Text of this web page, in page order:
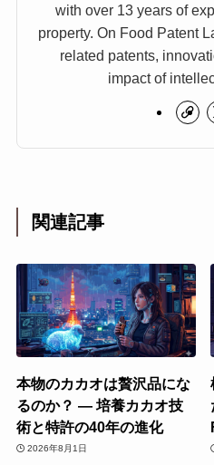
with over 13 years of
property. On Food Patent
related patents,
impact of
関連記事
本物のカカオは贅沢品にな
るのか？ ― 培養カカオ技
術と特許の40年の進化
2026年8月1日